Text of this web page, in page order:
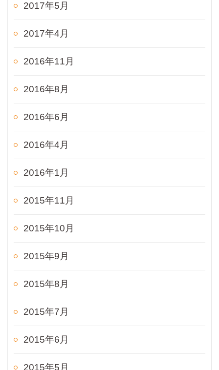
2017年5月
2017年4月
2016年11月
2016年8月
2016年6月
2016年4月
2016年1月
2015年11月
2015年10月
2015年9月
2015年8月
2015年7月
2015年6月
2015年5月